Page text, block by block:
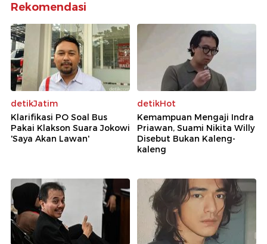
Rekomendasi
detikJatim
Klarifikasi PO Soal Bus
Pakai Klakson Suara Jokowi
'Saya Akan Lawan'
detikHot
Kemampuan Mengaji Indra
Priawan, Suami Nikita Willy
Disebut Bukan Kaleng-
kaleng